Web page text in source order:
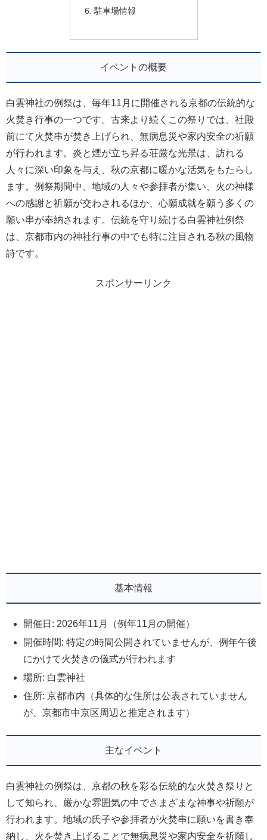
駐車場情報
イベントの概要
白雲神社の例祭は、毎年11月に開催される京都の伝統的な
火焚き行事の一つです。古来より続くこの祭りでは、社殿
前にて火焚串が焚き上げられ、無病息災や家内安全の祈願
が行われます。炎と煙が立ち昇る荘厳な光景は、訪れる
人々に深い印象を与え、秋の京都に暖かな活気をもたらし
ます。例祭期間中、地域の人々や参拝者が集い、火の神様
への感謝と祈願が交わされるほか、心願成就を願う多くの
願い串が奉納されます。伝統を守り続ける白雲神社例祭
は、京都市内の神社行事の中でも特に注目される秋の風物
詩です。
スポンサーリンク
基本情報
開催日: 2026年11月（例年11月の開催）
開催時間: 特定の時間公開されていませんが、例年午後
にかけて火焚きの儀式が行われます
場所: 白雲神社
住所: 京都市内（具体的な住所は公表されていません
が、京都市中京区周辺と推定されます）
主なイベント
白雲神社の例祭は、京都の秋を彩る伝統的な火焚き祭りと
して知られ、厳かな雰囲気の中でさまざまな神事や祈願が
行われます。地域の氏子や参拝者が火焚串に願いを書き奉
納し、火を焚き上げることで無病息災や家内安全を祈願し